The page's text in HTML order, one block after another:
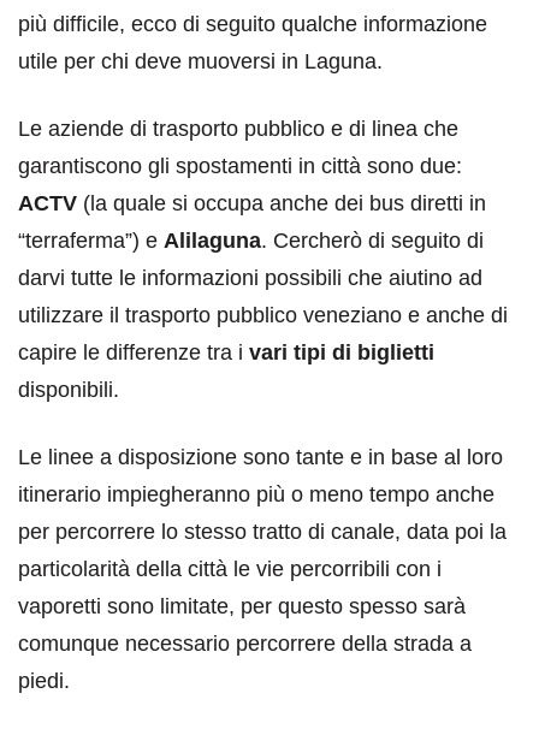
più difficile, ecco di seguito qualche informazione
utile per chi deve muoversi in Laguna.
Le aziende di trasporto pubblico e di linea che
garantiscono gli spostamenti in città sono due:
ACTV (la quale si occupa anche dei bus diretti in
“terraferma”) e Alilaguna. Cercherò di seguito di
darvi tutte le informazioni possibili che aiutino ad
utilizzare il trasporto pubblico veneziano e anche di
capire le differenze tra i vari tipi di biglietti
disponibili.
Le linee a disposizione sono tante e in base al loro
itinerario impiegheranno più o meno tempo anche
per percorrere lo stesso tratto di canale, data poi la
particolarità della città le vie percorribili con i
vaporetti sono limitate, per questo spesso sarà
comunque necessario percorrere della strada a
piedi.